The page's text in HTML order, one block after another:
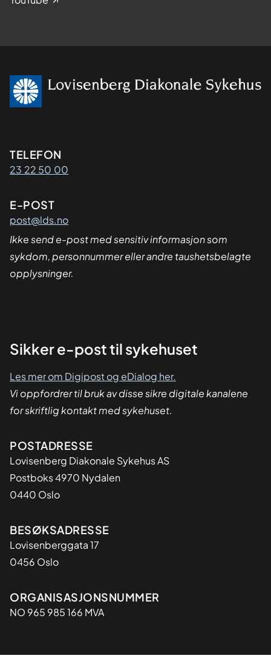
Kontaktinformasjon
TELEFON
23 22 50 00
E-POST
post@lds.no
Ikke send e-post med sensitiv informasjon som
sykdom, personnummer eller andre taushetsbelagte
opplysninger.
Sikker
Sikker e-post til sykehuset
Les mer om Digipost og eDialog her.
Vi oppfordrer til bruk av disse sikre digitale kanalene
for skriftlig kontakt med sykehuset.
Adresse
POSTADRESSE
Lovisenberg Diakonale Sykehus AS
Postboks 4970 Nydalen
0440 Oslo
BESØKSADRESSE
Lovisenberggata 17
0456 Oslo
Organisasjon
ORGANISASJONSNUMMER
NO 965 985 166 MVA